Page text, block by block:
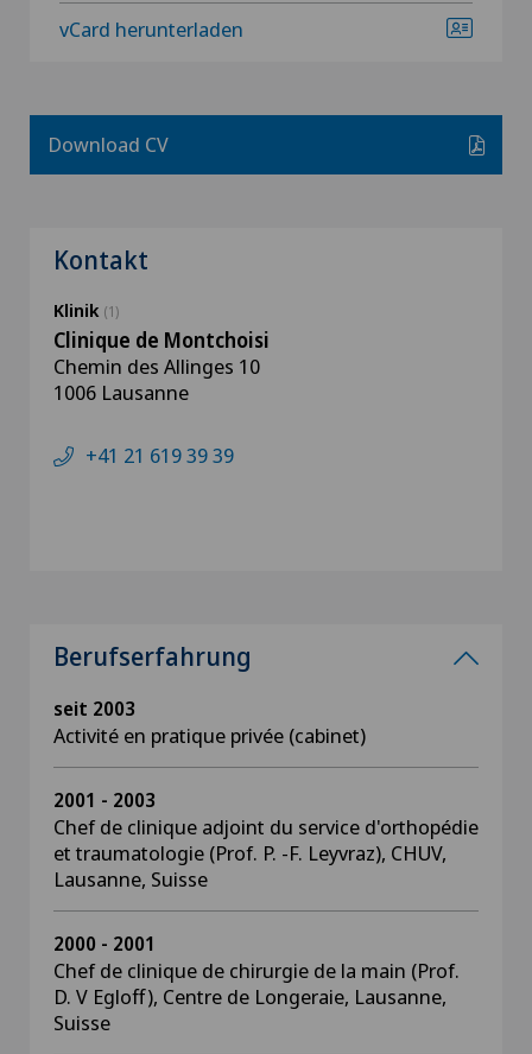
vCard herunterladen
Download CV
Kontakt
Klinik (1)
Clinique de Montchoisi
Chemin des Allinges 10
1006 Lausanne
+41 21 619 39 39
Berufserfahrung
seit 2003
Activité en pratique privée (cabinet)
2001 - 2003
Chef de clinique adjoint du service d'orthopédie
et traumatologie (Prof. P. -F. Leyvraz), CHUV,
Lausanne, Suisse
2000 - 2001
Chef de clinique de chirurgie de la main (Prof.
D. V Egloff), Centre de Longeraie, Lausanne,
Suisse